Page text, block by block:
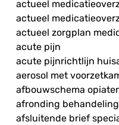
actueel
actueel
actueel zorgplan
acute pijn
acute pijnrichtlijn
aerosol met
afbouwschema
afronding
afsluitende brief